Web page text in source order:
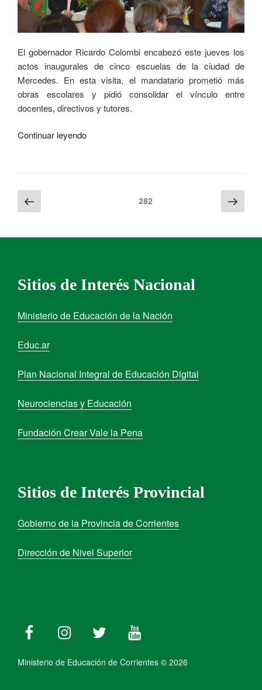
El gobernador Ricardo Colombi encabezó este jueves los
actos inaugurales de cinco escuelas de la ciudad de
Mercedes. En esta visita, el mandatario prometió más
obras escolares y pidió consolidar el vínculo entre
docentes, directivos y tutores.
Continuar leyendo
282
Sitios de Interés Nacional
Ministerio de Educación de la Nación
Educ.ar
Plan Nacional Integral de Educación Digital
Neurociencias y Educación
Fundación Crear Vale la Pena
Sitios de Interés Provincial
Gobierno de la Provincia de Corrientes
Dirección de Nivel Superior
Ministerio de Educación de Corrientes © 2026